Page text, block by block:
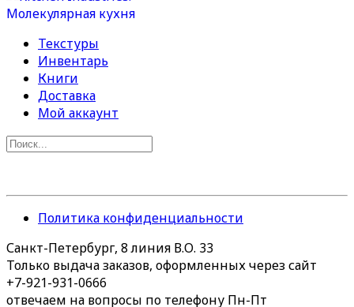
Текстуры
Инвентарь
Книги
Доставка
Мой аккаунт
Политика конфиденциальности
Санкт-Петербург, 8 линия В.О. 33
Только выдача заказов, оформленных через сайт
+7-921-931-0666
отвечаем на вопросы по телефону Пн-Пт